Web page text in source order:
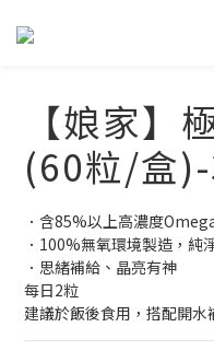
【娘家】
(60粒/盒
．含85%以上高濃度
．100%無氧環境製造，純
．思緒補給、晶亮有神
每日2粒
建議於飯後食用，搭配開水